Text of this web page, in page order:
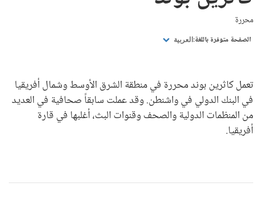
محررة
الصفحة متوفرة باللغة: العربية
تعمل كاثرين بوند محررة في منطقة الشرق الأوسط وشمال أفريقيا
في البنك الدولي في واشنطن. وقد عملت سابقاً صحافية في العديد
من المنظمات الدولية والصحف وقنوات البث، أغلبها في قارة
أفريقيا.